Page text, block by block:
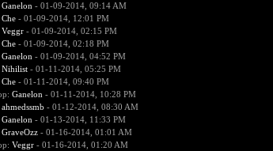
Ganelon - 01-09-2014, 09:14 AM
Che- 01-09-2014, 12:01 PM
Veggr- 01-09-2014, 02:15 PM
Che- 01-09-2014, 02:18 PM
Ganelon - 01-09-2014, 04:52 PM
Nihilist- 01-11-2014, 05:25 PM
Che- 01-11-2014, 09:40 PM
Ganelon - 01-11-2014, 10:28 PM
ahmedssmb - 01-12-2014, 08:30 AM
Ganelon - 01-13-2014, 11:33 PM
GraveOzz- 01-16-2014, 01:01 AM
Veggr- 01-16-2014, 01:20 AM